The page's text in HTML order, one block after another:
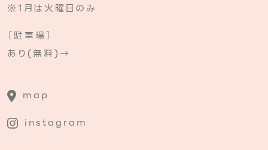
※1月は火曜日のみ
［駐車場］
あり(無料)→
map
instagram